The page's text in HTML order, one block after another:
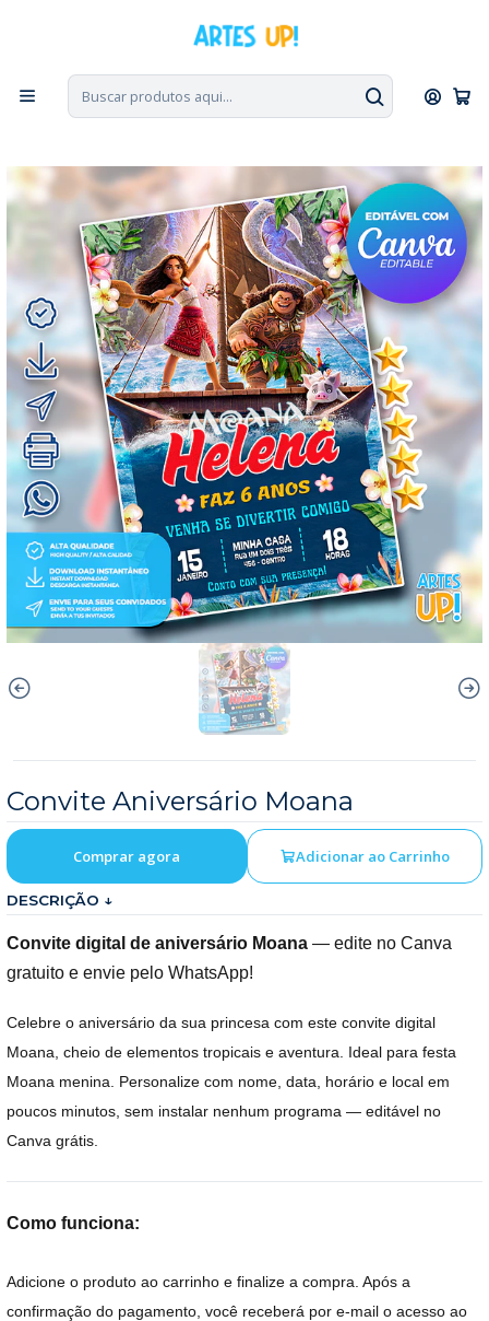
Escolha seu idioma. Change the language. Cambia el
Início Convites Digitais Aniversário Convites sem Foto
Convite Aniversário Moana
Convite Aniversário Moana
Adicionar ao Carrinho
Comprar agora
DESCRIÇÃO ↓
Convite digital de aniversário Moana — edite no Canva
gratuito e envie pelo WhatsApp!
Celebre o aniversário da sua princesa com este convite digital
Moana, cheio de elementos tropicais e aventura. Ideal para festa
Moana menina. Personalize com nome, data, horário e local em
poucos minutos, sem instalar nenhum programa — editável no
Canva grátis.
Como funciona:
Adicione o produto ao carrinho e finalize a compra. Após a
confirmação do pagamento, você receberá por e-mail o acesso ao